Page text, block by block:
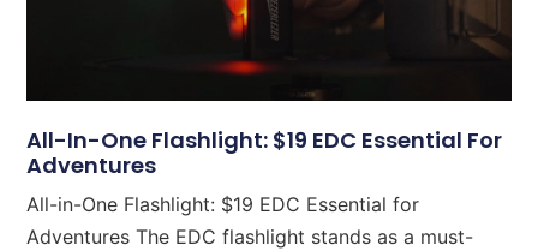
All-In-One Flashlight: $19 EDC Essential For
Adventures
All-in-One Flashlight: $19 EDC Essential for
Adventures The EDC flashlight stands as a must-